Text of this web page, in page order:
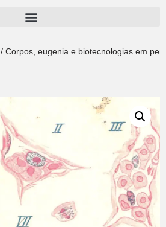
/ Corpos, eugenia e biotecnologias em